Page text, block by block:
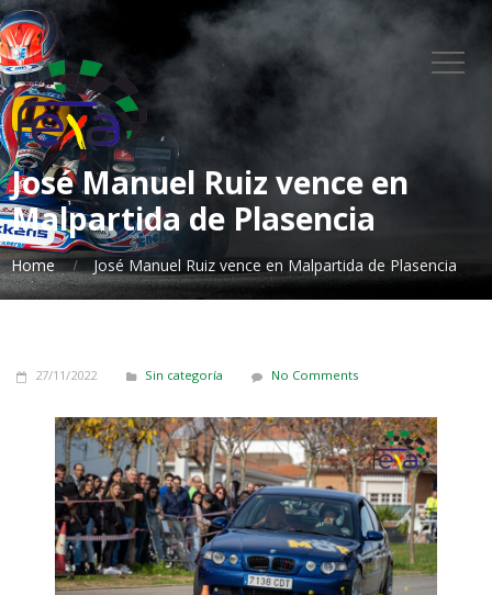
José Manuel Ruiz vence en
Malpartida de Plasencia
Home José Manuel Ruiz vence en Malpartida de Plasencia
27/11/2022 Sin categoría No Comments